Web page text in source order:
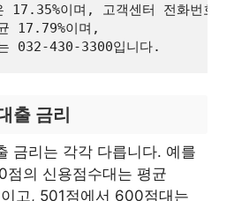
17.35%이며, 고객센터 전화번호
17.79%이며,
출 금리
금리는 각각 다릅니다. 예를
의 신용점수대는 평균
고, 501점에서 600점대는